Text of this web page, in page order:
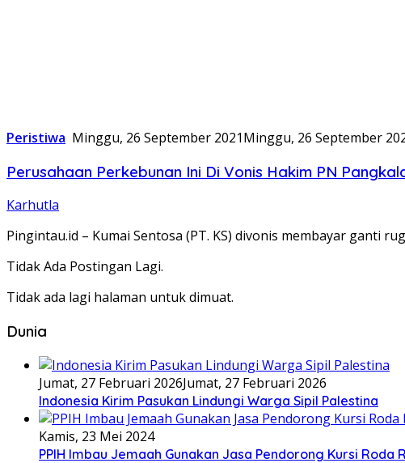
Peristiwa Minggu, 26 September 2021Minggu, 26 September
Perusahaan Perkebunan Ini Di Vonis Hakim PN
Karhutla
Pingintau.id – Kumai Sentosa (PT. KS) divonis membayar ganti
Tidak Ada Postingan Lagi.
Tidak ada lagi halaman untuk dimuat.
Dunia
Jumat, 27 Februari 2026Jumat, 27 Februari 2026
Indonesia Kirim Pasukan Lindungi Warga Sipil Palestina
Kamis, 23 Mei 2024
PPIH Imbau Jemaah Gunakan Jasa Pendorong Kursi Roda